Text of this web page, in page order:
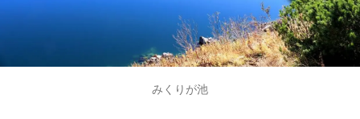
みくりが池